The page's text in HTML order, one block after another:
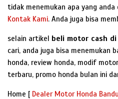
tidak menemukan apa yang anda
Kontak Kami. Anda juga bisa
selain artikel beli motor cash
cari, anda juga bisa menemukan
honda, review honda, modif
terbaru, promo honda bulan ini
Home [ Dealer Motor Honda